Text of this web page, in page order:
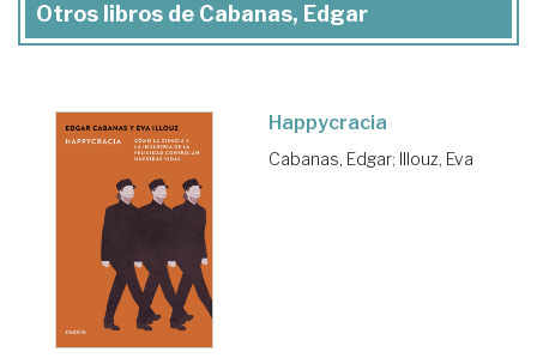
Otros libros de Cabanas, Edgar
Happycracia
Cabanas, Edgar; Illouz, Eva